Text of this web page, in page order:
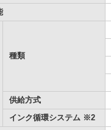
種類
供給方式
インク循環システム ※2